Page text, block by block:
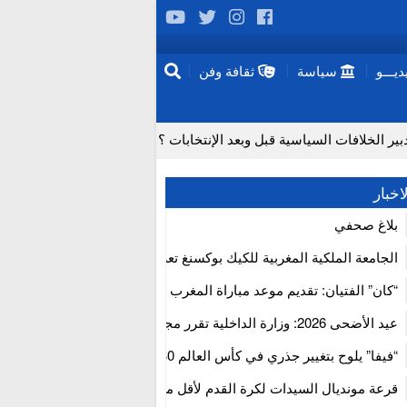
سياسة
ثقافة وفن
السياسية قبل وبعد الإنتخابات ؟
لماذا تعد عمليات زرع الدماغ مستحيلة حاليا؟
لدى المسنين تزامناً مع “موجة الحر”
الإيجابي للمجلس الأعلى للحسابات
آفاق علاجات بيولوجية لاضطرابات القلب
من سلسلة إمداد قطاع البناء بالمغرب
بلاغ صحفي
الجامعة الملكية المغربية للكيك بوكسنغ تعرب عن ارتياحها للتجاوب
للمجلس الأعلى للحسابات
“كان” الفتيان: تقديم موعد مباراة المغرب والكاميرون بسبب نهائي
إفريقيا
عيد الأضحى 2026: وزارة الداخلية تقرر مجانية ولوج أسواق الماشية
استنفار” لتنظيمها
“فيفا” يلوح بتغيير جذري في كأس العالم 2030